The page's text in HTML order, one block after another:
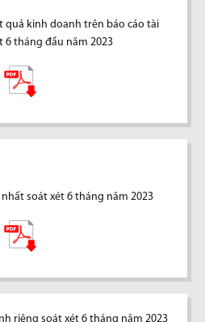
quả kinh doanh trên báo cáo tài
6 tháng đầu năm 2023
soát xét 6 tháng năm 2023
riêng soát xét 6 tháng năm 2023